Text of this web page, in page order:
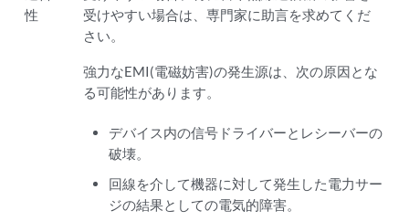
性
受けやすい場合は、専門家に助言を求めてくだ
さい。
強力なEMI(電磁妨害)の発生源は、次の原因とな
る可能性があります。
デバイス内の信号ドライバーとレシーバーの
破壊。
回線を介して機器に対して発生した電力サー
ジの結果としての電気的障害。